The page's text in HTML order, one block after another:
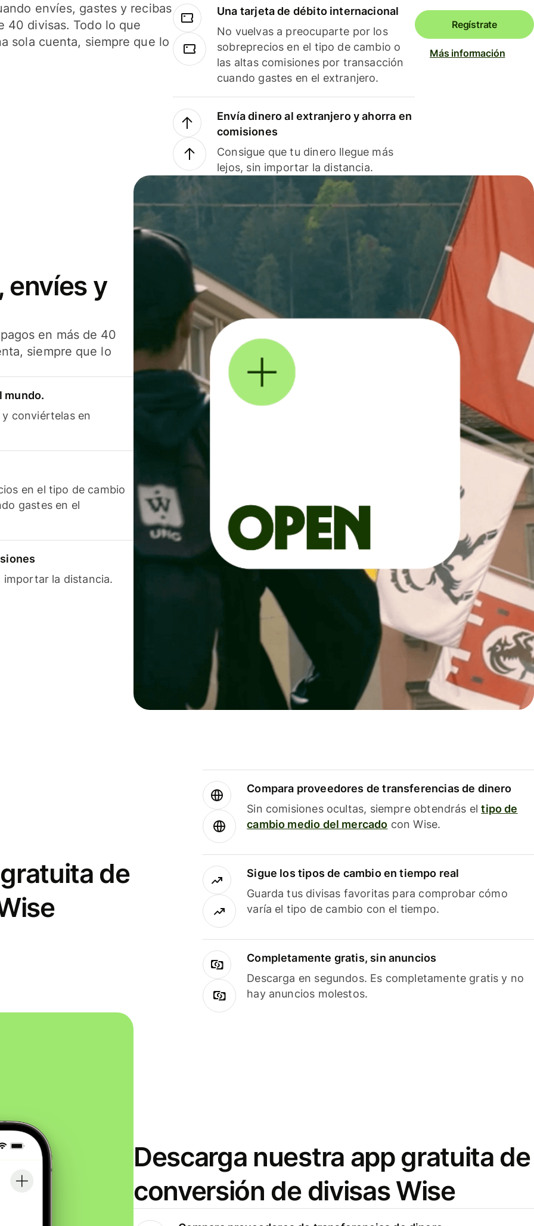
envíes, gastes y recibas
40 divisas. Todo lo que
sola cuenta, siempre que lo
Una tarjeta de débito internacional
No vuelvas a preocuparte por los
sobreprecios en el tipo de cambio o
las altas comisiones por transacción
cuando gastes en el extranjero.
Envía dinero al extranjero y ahorra en
comisiones
Consigue que tu dinero llegue más
lejos, sin importar la distancia.
Regístrate
Más información
envíes y
en más de 40
siempre que lo
mundo.
conviértelas en
en el tipo de cambio
gastes en el
importar la distancia.
de
Compara proveedores de transferencias de dinero
Sin comisiones ocultas, siempre obtendrás eltipo de
cambio medio del mercado con Wise.
Sigue los tipos de cambio en tiempo real
Guarda tus divisas favoritas para comprobar cómo
varía el tipo de cambio con el tiempo.
Completamente gratis, sin anuncios
Descarga en segundos. Es completamente gratis y no
hay anuncios molestos.
Descarga nuestra app gratuita de
conversión de divisas Wise